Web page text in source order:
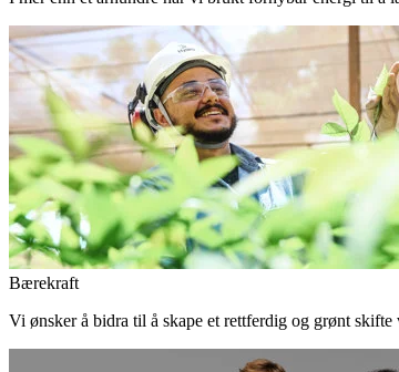
Bærekraft
Vi ønsker å bidra til å skape et rettferdig og grønt